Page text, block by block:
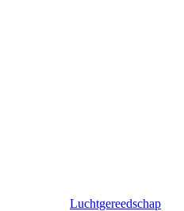
Luchtgereedschap